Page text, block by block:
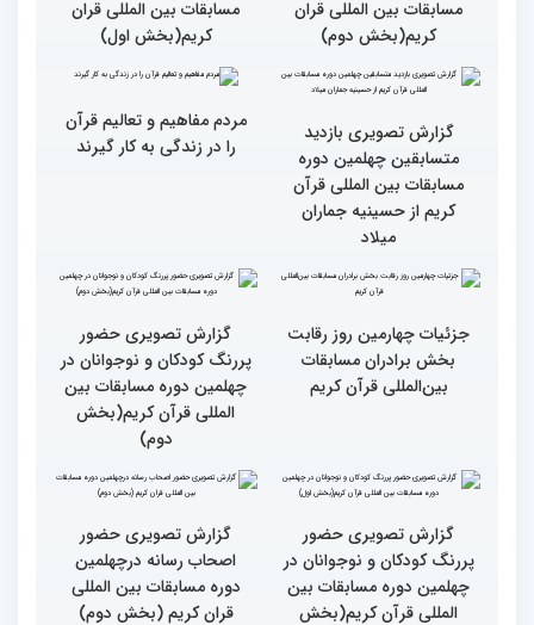
گزارش تصویری سومین روز
رقابت بخش بانوان چهلمین
دوره مسابقات بین المللی
گزارش تصویری سومین روز
رقابت بخش بانوان چهلمین
دوره مسابقات بین المللی
قرآن کریم (بخش اول)
گزارش تصویری حضور
مهمانان در غرفه های
نمایشگاهی چهلمین دوره
مسابقات بین المللی قران
نمایشگاهی چهلمین دوره
مسابقات بین المللی قران
مسابقات بین المللی قرآن
کریم از حسینیه جماران
مردم مفاهیم و تعالیم قرآن
را در زندگی به کار گیرند
جزئیات چهارمین روز رقابت
گزارش تصویری حضور